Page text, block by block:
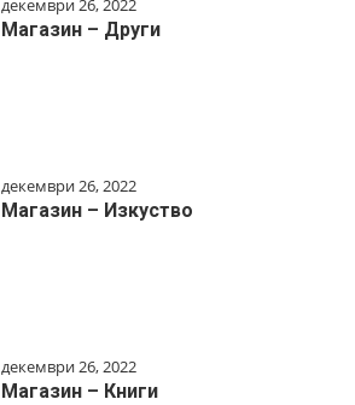
декември 26, 2022
Магазин – Други
декември 26, 2022
Магазин – Изкуство
декември 26, 2022
Магазин – Книги